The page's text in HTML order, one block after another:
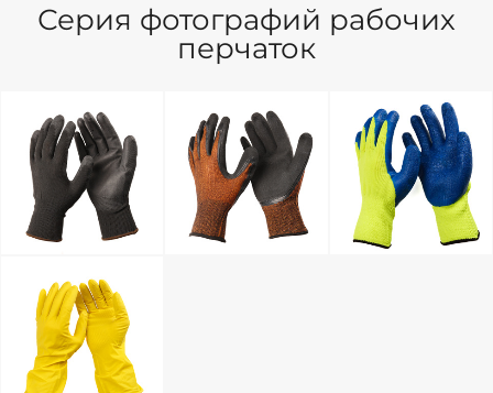
Серия фотографий рабочих
перчаток